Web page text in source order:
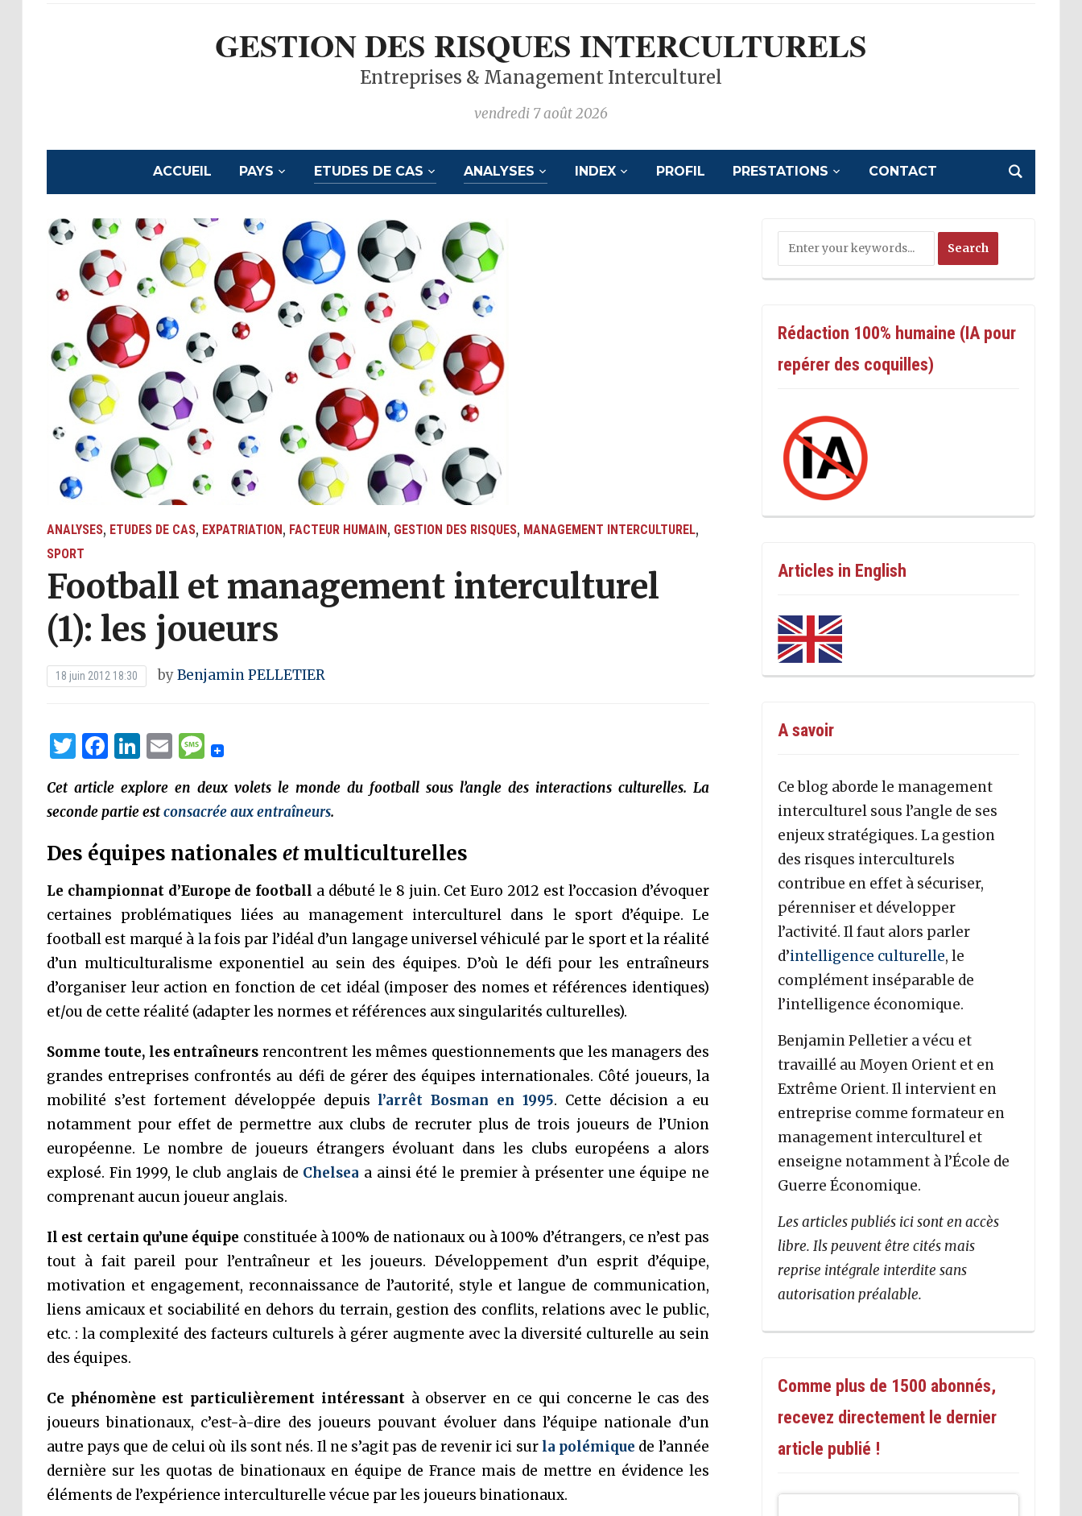
GESTION DES RISQUES INTERCULTURELS
Entreprises & Management Interculturel
vendredi 7 août 2026
ACCUEIL PAYS ETUDES DE CAS ANALYSES INDEX PROFIL PRESTATIONS CONTACT
ANALYSES, ETUDES DE CAS, EXPATRIATION, FACTEUR HUMAIN, GESTION DES RISQUES, MANAGEMENT INTERCULTUREL,
SPORT
Football et management interculturel
(1): les joueurs
18 juin 2012 18:30 byBenjamin PELLETIER
Twitter
Facebook
LinkedIn
EmailMessage
Cet article explore en deux volets le monde du football sous l’angle des interactions culturelles. La
seconde partie estconsacrée aux entraîneurs.
Des équipes nationales etmulticulturelles
Le championnat d’Europe de football a débuté le 8 juin. Cet Euro 2012 est l’occasion d’évoquer
certaines problématiques liées au management interculturel dans le sport d’équipe. Le
football est marqué à la fois par l’idéal d’un langage universel véhiculé par le sport et la réalité
d’un multiculturalisme exponentiel au sein des équipes. D’où le défi pour les entraîneurs
d’organiser leur action en fonction de cet idéal (imposer des nomes et références identiques)
et/ou de cette réalité (adapter les normes et références aux singularités culturelles).
Somme toute, les entraîneurs rencontrent les mêmes questionnements que les managers des
grandes entreprises confrontés au défi de gérer des équipes internationales. Côté joueurs, la
mobilité s’est fortement développée depuis l’arrêt Bosman en 1995. Cette décision a eu
notamment pour effet de permettre aux clubs de recruter plus de trois joueurs de l’Union
européenne. Le nombre de joueurs étrangers évoluant dans les clubs européens a alors
explosé. Fin 1999, le club anglais de Chelsea a ainsi été le premier à présenter une équipe ne
comprenant aucun joueur anglais.
Il est certain qu’une équipe constituée à 100% de nationaux ou à 100% d’étrangers, ce n’est pas
tout à fait pareil pour l’entraîneur et les joueurs. Développement d’un esprit d’équipe,
motivation et engagement, reconnaissance de l’autorité, style et langue de communication,
liens amicaux et sociabilité en dehors du terrain, gestion des conflits, relations avec le public,
etc. : la complexité des facteurs culturels à gérer augmente avec la diversité culturelle au sein
des équipes.
Ce phénomène est particulièrement intéressantà observer en ce qui concerne le cas des
joueurs binationaux, c’est-à-dire des joueurs pouvant évoluer dans l’équipe nationale d’un
autre pays que de celui où ils sont nés. Il ne s’agit pas de revenir ici sur la polémique de l’année
dernière sur les quotas de binationaux en équipe de France mais de mettre en évidence les
éléments de l’expérience interculturelle vécue par les joueurs binationaux.
Rédaction 100% humaine (IA pour
repérer des coquilles)
Articles in English
A savoir
Ce blog aborde le management
interculturel sous l’angle de ses
enjeux stratégiques. La gestion
des risques interculturels
contribue en effet à sécuriser,
pérenniser et développer
l’activité. Il faut alors parler
d’intelligence culturelle, le
complément inséparable de
l’intelligence économique.
Benjamin Pelletier a vécu et
travaillé au Moyen Orient et en
Extrême Orient. Il intervient en
entreprise comme formateur en
management interculturel et
enseigne notamment à l’École de
Guerre Économique.
Les articles publiés ici sont en accès
libre. Ils peuvent être cités mais
reprise intégrale interdite sans
autorisation préalable.
Comme plus de 1500 abonnés,
recevez directement le dernier
article publié !